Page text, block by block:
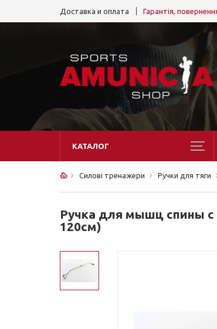
Доставка и оплата Гарантія,
КАТАЛОГ
Силові тренажери Ручки для тяги
Ручка для мышц спины с
120см)